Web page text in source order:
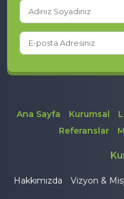
Ana Sayfa Kurumsal
Referanslar
Hakkımızda Vizyon &